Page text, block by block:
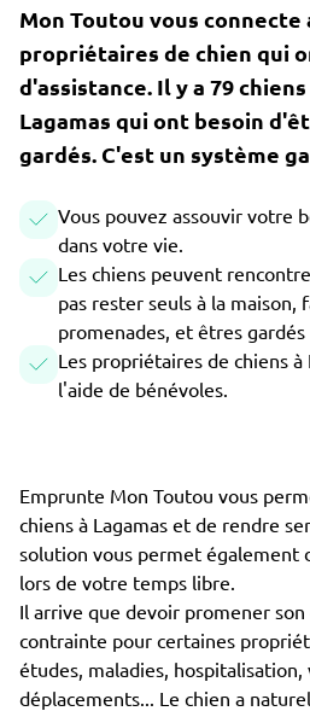
Mon Toutou vous connecte
propriétaires de chien qui
d'assistance. Il y a 79
Lagamas qui ont besoin
gardés. C'est un système
Vous pouvez assouvir votre
dans votre vie.
Les chiens peuvent
pas rester seuls à la maison,
promenades, et êtres gardés
Les propriétaires de chiens
l'aide de bénévoles.
Emprunte Mon Toutou vous
chiens à Lagamas et de rendre
solution vous permet également
lors de votre temps libre.
Il arrive que devoir promener
contrainte pour certaines
études, maladies, hospitalisation,
déplacements... Le chien a